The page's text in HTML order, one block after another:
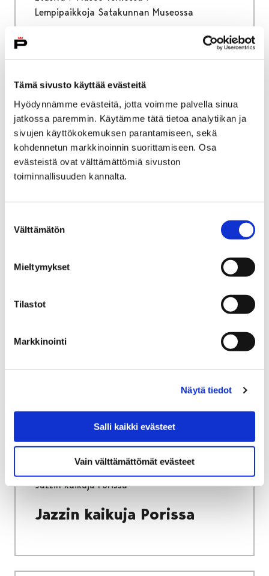
Tämä sivusto käyttää evästeitä
Hyödynnämme evästeitä, jotta voimme palvella sinua
jatkossa paremmin. Käytämme tätä tietoa analytiikan ja
sivujen käyttökokemuksen parantamiseen, sekä
kohdennetun markkinoinnin suorittamiseen. Osa
evästeistä ovat välttämättömiä sivuston
toiminnallisuuden kannalta.
valinta
Välttämätön
Mieltymykset
Tilastot
Markkinointi
Näytä tiedot
Salli kaikki evästeet
Vain välttämättömät evästeet
Lempipaikkoja Satakunnan Museossa
Lempipaikkoja Satakunnan
Museossa
Etusivu
Museo verkossa
Kierros Porin teollisuusmaisemassa
Etusivu
Jazzin kaikuja Porissa
Jazzin kaikuja Porissa